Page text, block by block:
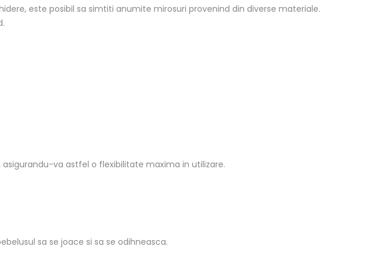
este posibil sa simtiti anumite mirosuri provenind din diverse materiale.
va astfel o flexibilitate maxima in utilizare.
sa se joace si sa se odihneasca.